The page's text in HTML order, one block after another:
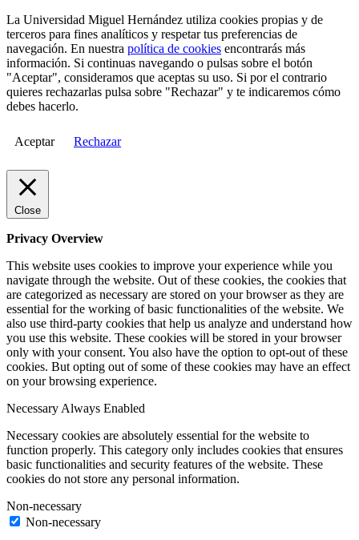
La Universidad Miguel Hernández utiliza cookies propias y de
terceros para fines analíticos y respetar tus preferencias de
navegación. En nuestra política de cookies encontrarás más
información. Si continuas navegando o pulsas sobre el botón
"Aceptar", consideramos que aceptas su uso. Si por el contrario
quieres rechazarlas pulsa sobre "Rechazar" y te indicaremos cómo
debes hacerlo.
Aceptar Rechazar
Close
Privacy Overview
This website uses cookies to improve your experience while you
navigate through the website. Out of these cookies, the cookies that
are categorized as necessary are stored on your browser as they are
essential for the working of basic functionalities of the website. We
also use third-party cookies that help us analyze and understand how
you use this website. These cookies will be stored in your browser
only with your consent. You also have the option to opt-out of these
cookies. But opting out of some of these cookies may have an effect
on your browsing experience.
Necessary Always Enabled
Necessary cookies are absolutely essential for the website to
function properly. This category only includes cookies that ensures
basic functionalities and security features of the website. These
cookies do not store any personal information.
Non-necessary
Non-necessary